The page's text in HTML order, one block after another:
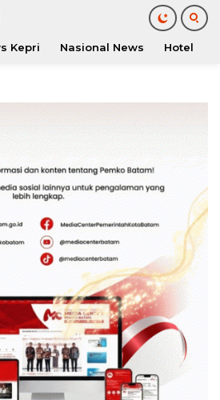
Kepri Nasional News Hotel